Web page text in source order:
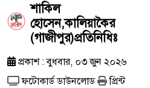
শাকিল
হোসেন,কালিয়াকৈর
(গাজীপুর)প্রতিনিধিঃ
প্রকাশ : বুধবার, ০৩ জুন ২০২৬
ফটোকার্ড ডাউনলোড
প্রিন্ট